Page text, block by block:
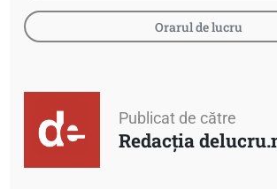
Orarul de lucru
Publicat de către
Redacția